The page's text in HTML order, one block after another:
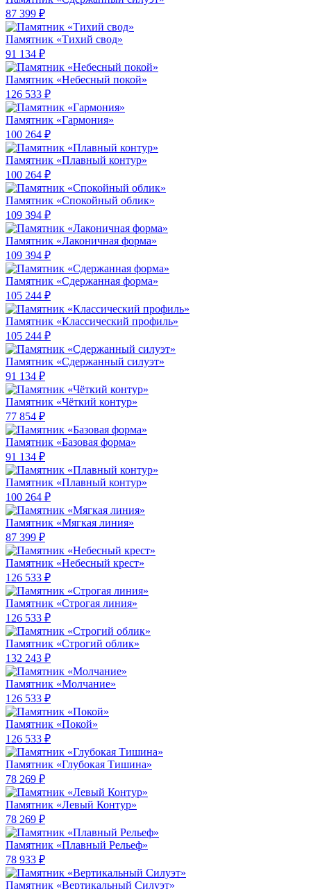
87 399 ₽
Памятник «Тихий свод»
91 134 ₽
Памятник «Небесный покой»
126 533 ₽
Памятник «Гармония»
100 264 ₽
Памятник «Плавный контур»
100 264 ₽
Памятник «Спокойный облик»
109 394 ₽
Памятник «Лаконичная форма»
109 394 ₽
Памятник «Сдержанная форма»
105 244 ₽
Памятник «Классический профиль»
105 244 ₽
Памятник «Сдержанный силуэт»
91 134 ₽
Памятник «Чёткий контур»
77 854 ₽
Памятник «Базовая форма»
91 134 ₽
Памятник «Плавный контур»
100 264 ₽
Памятник «Мягкая линия»
87 399 ₽
Памятник «Небесный крест»
126 533 ₽
Памятник «Строгая линия»
126 533 ₽
Памятник «Строгий облик»
132 243 ₽
Памятник «Молчание»
126 533 ₽
Памятник «Покой»
126 533 ₽
Памятник «Глубокая Тишина»
78 269 ₽
Памятник «Левый Контур»
78 269 ₽
Памятник «Плавный Рельеф»
78 933 ₽
Памятник «Вертикальный Силуэт»